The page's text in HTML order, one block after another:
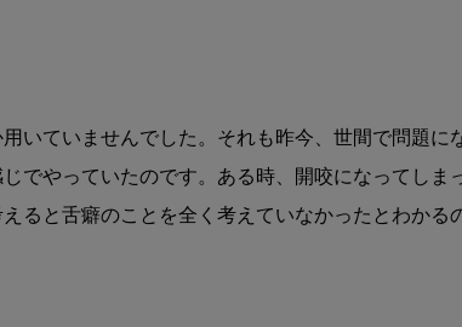
いていませんでした。それも昨今、世間で問題に
でやっていたのです。ある時、開咬になってしま
ると舌癖のことを全く考えていなかったとわかる